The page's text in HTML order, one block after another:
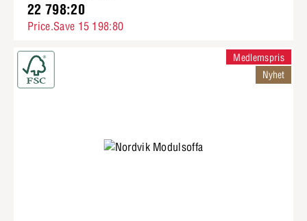
22 798:20
Price.Save 15 198:80
Medlemspris
Nyhet